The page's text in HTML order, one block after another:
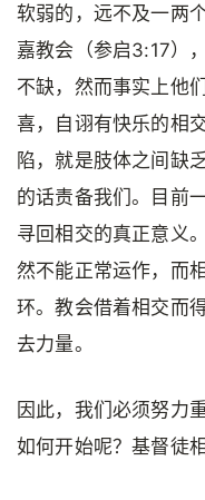
软弱的，远不及一两
嘉教会（参启3:17）
不缺，然而事实上他
喜，自诩有快乐的相
陷，就是肢体之间缺
的话责备我们。目前
寻回相交的真正意义
然不能正常运作，而
环。教会借着相交而
去力量。
因此，我们必须努力
如何开始呢？基督徒